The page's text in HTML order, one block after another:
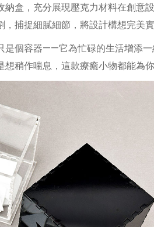
盒，充分展現壓克力材料在創
捕捉細膩細節，將設計構想完美實
個容器——它為忙碌的生活增添
稍作喘息，這款療癒小物都能為你